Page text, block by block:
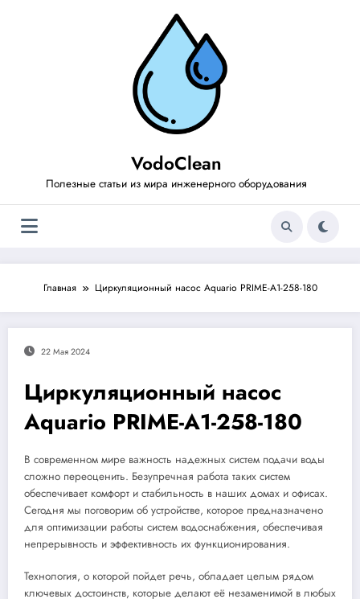
VodoClean
Полезные статьи из мира инженерного оборудования
Главная Циркуляционный насос Aquario PRIME-A1-258-180
22 Мая 2024
Циркуляционный насос
Aquario PRIME-A1-258-180
В современном мире важность надежных систем подачи воды
сложно переоценить. Безупречная работа таких систем
обеспечивает комфорт и стабильность в наших домах и офисах.
Сегодня мы поговорим об устройстве, которое предназначено
для оптимизации работы систем водоснабжения, обеспечивая
непрерывность и эффективность их функционирования.
Технология, о которой пойдет речь, обладает целым рядом
ключевых достоинств, которые делают её незаменимой в любых